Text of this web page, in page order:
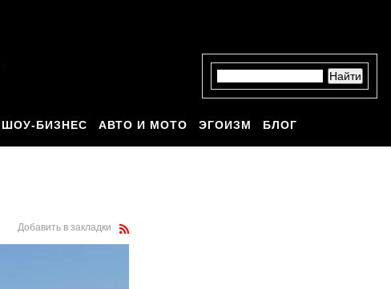
ШОУ-БИЗНЕС АВТО И МОТО ЭГОИЗМ БЛОГ
Добавить в закладки